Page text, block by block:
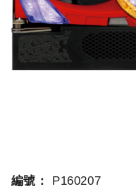
編號：
P160207